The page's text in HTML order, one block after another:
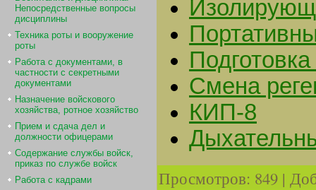
Непосредственные вопросы
дисциплины
Техника роты и вооружение
роты
Работа с документами, в
частности с секретными
документами
Назначение войскового
хозяйства, ротное хозяйство
Прием и сдача дел и
должности офицерами
Содержание службы войск,
приказ по службе войск
Работа с кадрами
Смена
КИП-8
Просмотров: 849 |